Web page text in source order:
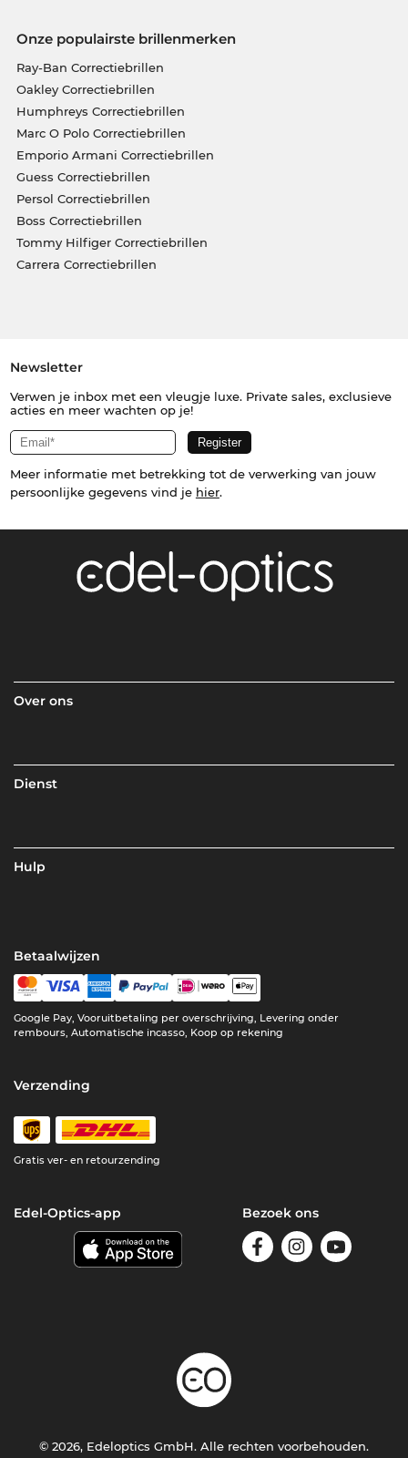
Onze populairste brillenmerken
Ray-Ban Correctiebrillen
Oakley Correctiebrillen
Humphreys Correctiebrillen
Marc O Polo Correctiebrillen
Emporio Armani Correctiebrillen
Guess Correctiebrillen
Persol Correctiebrillen
Boss Correctiebrillen
Tommy Hilfiger Correctiebrillen
Carrera Correctiebrillen
Newsletter
Verwen je inbox met een vleugje luxe. Private sales, exclusieve
acties en meer wachten op je!
Meer informatie met betrekking tot de verwerking van jouw
persoonlijke gegevens vind je hier.
Over ons
Dienst
Hulp
Betaalwijzen
Google Pay, Vooruitbetaling per overschrijving, Levering onder
rembours, Automatische incasso, Koop op rekening
Verzending
Gratis ver- en retourzending
Edel-Optics-app Bezoek ons
© 2026, Edeloptics GmbH. Alle rechten voorbehouden.